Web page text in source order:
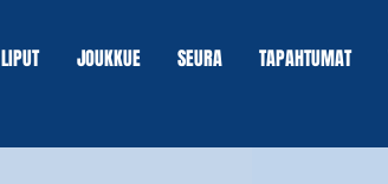
LIPUT JOUKKUE SEURA TAPAHTUMAT